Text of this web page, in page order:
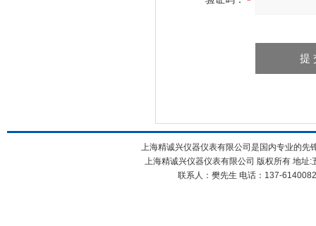
上海精诚兴仪器仪表有限公司是国内专业的
上海精诚兴仪器仪表有限公司 版权所有 地
联系人：樊先生 电话：137-